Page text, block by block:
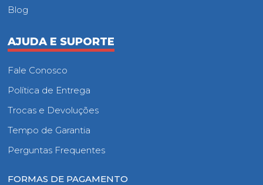
Blog
AJUDA E SUPORTE
Fale Conosco
Política de Entrega
Trocas e Devoluções
Tempo de Garantia
Perguntas Frequentes
FORMAS DE PAGAMENTO